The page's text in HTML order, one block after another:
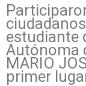
estudiante
Autónoma
MARIO
primer